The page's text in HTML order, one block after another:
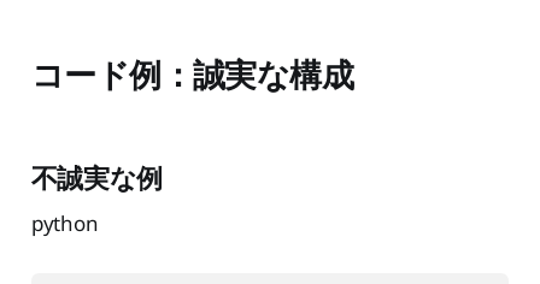
コード例：誠実な構成
不誠実な例
python